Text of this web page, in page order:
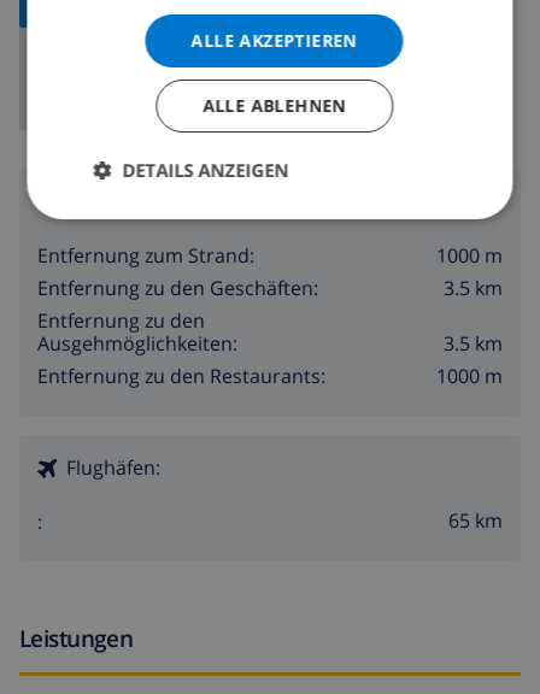
Entfernung zum Strand:
1000 m
Entfernung zu den Geschäften:
3.5 km
Entfernung zu den
Ausgehmöglichkeiten:
3.5 km
Entfernung zu den Restaurants:
1000 m
Flughäfen:
: 65 km
Leistungen
ALLE AKZEPTIEREN
ALLE ABLEHNEN
DETAILS ANZEIGEN